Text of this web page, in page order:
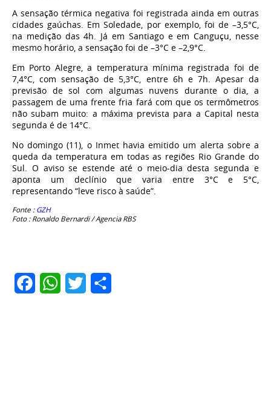
A sensação térmica negativa foi registrada ainda em outras
cidades gaúchas. Em Soledade, por exemplo, foi de –3,5°C,
na medição das 4h. Já em Santiago e em Canguçu, nesse
mesmo horário, a sensação foi de –3°C e –2,9°C.
Em Porto Alegre, a temperatura mínima registrada foi de
7,4°C, com sensação de 5,3°C, entre 6h e 7h. Apesar da
previsão de sol com algumas nuvens durante o dia, a
passagem de uma frente fria fará com que os termômetros
não subam muito: a máxima prevista para a Capital nesta
segunda é de 14°C.
No domingo (11), o Inmet havia emitido um alerta sobre a
queda da temperatura em todas as regiões Rio Grande do
Sul. O aviso se estende até o meio-dia desta segunda e
aponta um declínio que varia entre 3°C e 5°C,
representando “leve risco à saúde”.
Fonte :GZH
Foto : Ronaldo Bernardi / Agencia RBS
FacebookWhatsApp
Twitter